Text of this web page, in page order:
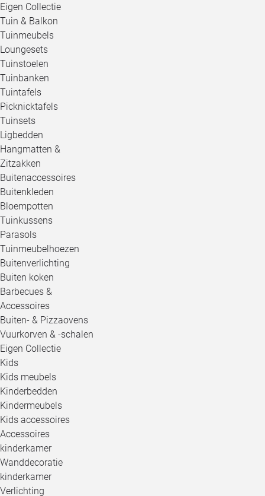
Eigen Collectie
Tuin & Balkon
Tuinmeubels
Loungesets
Tuinstoelen
Tuinbanken
Tuintafels
Picknicktafels
Tuinsets
Ligbedden
Hangmatten &
Zitzakken
Buitenaccessoires
Buitenkleden
Bloempotten
Tuinkussens
Parasols
Tuinmeubelhoezen
Buitenverlichting
Buiten koken
Barbecues &
Accessoires
Buiten- & Pizzaovens
Vuurkorven & -schalen
Eigen Collectie
Kids
Kids meubels
Kinderbedden
Kindermeubels
Kids accessoires
Accessoires
kinderkamer
Wanddecoratie
kinderkamer
Verlichting